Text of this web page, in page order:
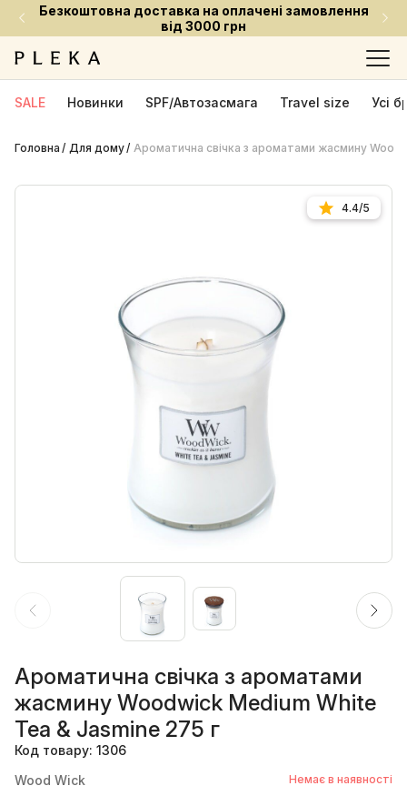
замовлення
Встигни придбати
ціною
SALE Новинки SPF/Автозасмага Travel size Усі
Головна Для дому Ароматична свічка з ароматами жасмину
4.4/5
Ароматична свічка з ароматами
жасмину Woodwick Medium White
Tea & Jasmine 275 г
Код товару: 1306
Wood Wick
Немає в наявності